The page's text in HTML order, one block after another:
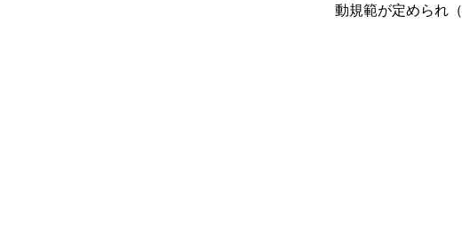
動規範が定められ（